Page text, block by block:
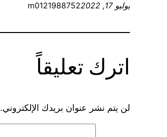
يوليو 17, 2022 m0121988752
اترك تعليقاً
لن يتم نشر عنوان بريدك الإلكتروني.